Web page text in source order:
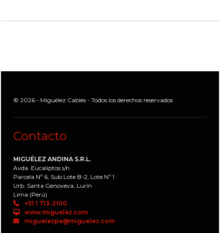
© 2026 - Miguélez Cables - Todos los derechos reservados
Contacto
MIGUÉLEZ ANDINA S.R.L.
Avda. Eucaliptos s/n
Parcela Nº 6, Sub Lote B-2, Lote Nº 1
Urb. Santa Genoveva, Lurín
Lima (Perú)
+51 1 713-2100
www.miguelez.com
miguelezpe@miguelez.com